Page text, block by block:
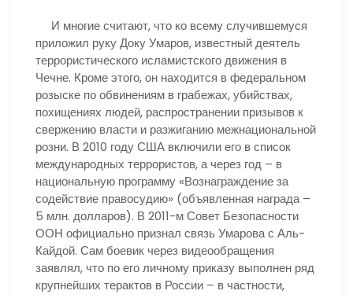
И многие считают, что ко всему случившемуся
приложил руку Доку Умаров, известный деятель
террористического исламистского движения в
Чечне. Кроме этого, он находится в федеральном
розыске по обвинениям в грабежах, убийствах,
похищениях людей, распространении призывов к
свержению власти и разжиганию межнациональной
розни. В 2010 году США включили его в список
международных террористов, а через год – в
национальную программу «Вознаграждение за
содействие правосудию» (объявленная награда –
5 млн. долларов). В 2011-м Совет Безопасности
ООН официально признал связь Умарова с Аль-
Кайдой. Сам боевик через видеообращения
заявлял, что по его личному приказу выполнен ряд
крупнейших терактов в России – в частности,